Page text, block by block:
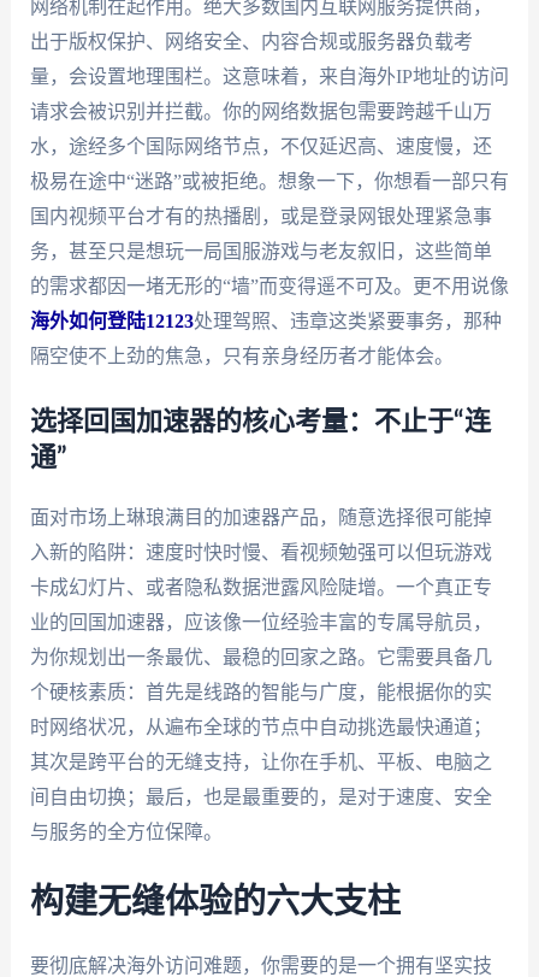
网络机制在起作用。绝大多数国内互联网服务提供商，
出于版权保护、网络安全、内容合规或服务器负载考
量，会设置地理围栏。这意味着，来自海外IP地址的访问
请求会被识别并拦截。你的网络数据包需要跨越千山万
水，途经多个国际网络节点，不仅延迟高、速度慢，还
极易在途中“迷路”或被拒绝。想象一下，你想看一部只有
国内视频平台才有的热播剧，或是登录网银处理紧急事
务，甚至只是想玩一局国服游戏与老友叙旧，这些简单
的需求都因一堵无形的“墙”而变得遥不可及。更不用说像
海外如何登陆12123处理驾照、违章这类紧要事务，那种
隔空使不上劲的焦急，只有亲身经历者才能体会。
选择回国加速器的核心考量：不止于“连
通”
面对市场上琳琅满目的加速器产品，随意选择很可能掉
入新的陷阱：速度时快时慢、看视频勉强可以但玩游戏
卡成幻灯片、或者隐私数据泄露风险陡增。一个真正专
业的回国加速器，应该像一位经验丰富的专属导航员，
为你规划出一条最优、最稳的回家之路。它需要具备几
个硬核素质：首先是线路的智能与广度，能根据你的实
时网络状况，从遍布全球的节点中自动挑选最快通道；
其次是跨平台的无缝支持，让你在手机、平板、电脑之
间自由切换；最后，也是最重要的，是对于速度、安全
与服务的全方位保障。
构建无缝体验的六大支柱
要彻底解决海外访问难题，你需要的是一个拥有坚实技